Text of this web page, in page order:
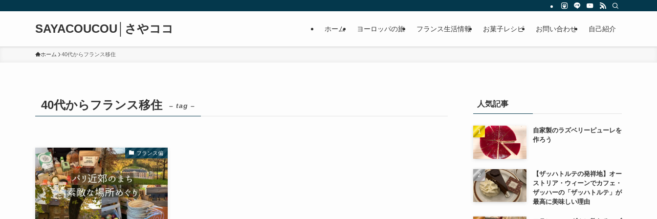
SAYACOUCOU│さやココ ホーム ヨーロッパの旅 フランス生活情報 お菓子レシピ お問い合わせ 自己紹介
ホーム 40代からフランス移住
40代からフランス移住 – tag –
フランス偏
人気記事
自家製のラズベリーピューレを
作ろう
【ザッハトルテの発祥地】オー
ストリア・ウィーンでカフェ・
ザッハーの「ザッハトルテ」が
最高に美味しい理由